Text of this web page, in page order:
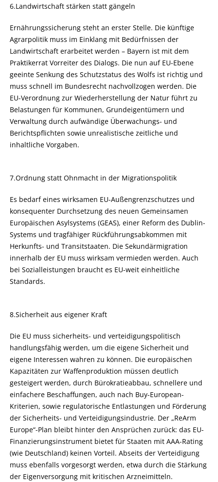
6.Landwirtschaft stärken statt gängeln
Ernährungssicherung steht an erster Stelle. Die künftige
Agrarpolitik muss im Einklang mit Bedürfnissen der
Landwirtschaft erarbeitet werden – Bayern ist mit dem
Praktikerrat Vorreiter des Dialogs. Die nun auf EU-Ebene
geeinte Senkung des Schutzstatus des Wolfs ist richtig und
muss schnell im Bundesrecht nachvollzogen werden. Die
EU-Verordnung zur Wiederherstellung der Natur führt zu
Belastungen für Kommunen, Grundeigentümern und
Verwaltung durch aufwändige Überwachungs- und
Berichtspflichten sowie unrealistische zeitliche und
inhaltliche Vorgaben.
7.Ordnung statt Ohnmacht in der Migrationspolitik
Es bedarf eines wirksamen EU-Außengrenzschutzes und
konsequenter Durchsetzung des neuen Gemeinsamen
Europäischen Asylsystems (GEAS), einer Reform des Dublin-
Systems und tragfähiger Rückführungsabkommen mit
Herkunfts- und Transitstaaten. Die Sekundärmigration
innerhalb der EU muss wirksam vermieden werden. Auch
bei Sozialleistungen braucht es EU-weit einheitliche
Standards.
8.Sicherheit aus eigener Kraft
Die EU muss sicherheits- und verteidigungspolitisch
handlungsfähig werden, um die eigene Sicherheit und
eigene Interessen wahren zu können. Die europäischen
Kapazitäten zur Waffenproduktion müssen deutlich
gesteigert werden, durch Bürokratieabbau, schnellere und
einfachere Beschaffungen, auch nach Buy-European-
Kriterien, sowie regulatorische Entlastungen und Förderung
der Sicherheits- und Verteidigungsindustrie. Der „ReArm
Europe“-Plan bleibt hinter den Ansprüchen zurück: das EU-
Finanzierungsinstrument bietet für Staaten mit AAA-Rating
(wie Deutschland) keinen Vorteil. Abseits der Verteidigung
muss ebenfalls vorgesorgt werden, etwa durch die Stärkung
der Eigenversorgung mit kritischen Arzneimitteln.